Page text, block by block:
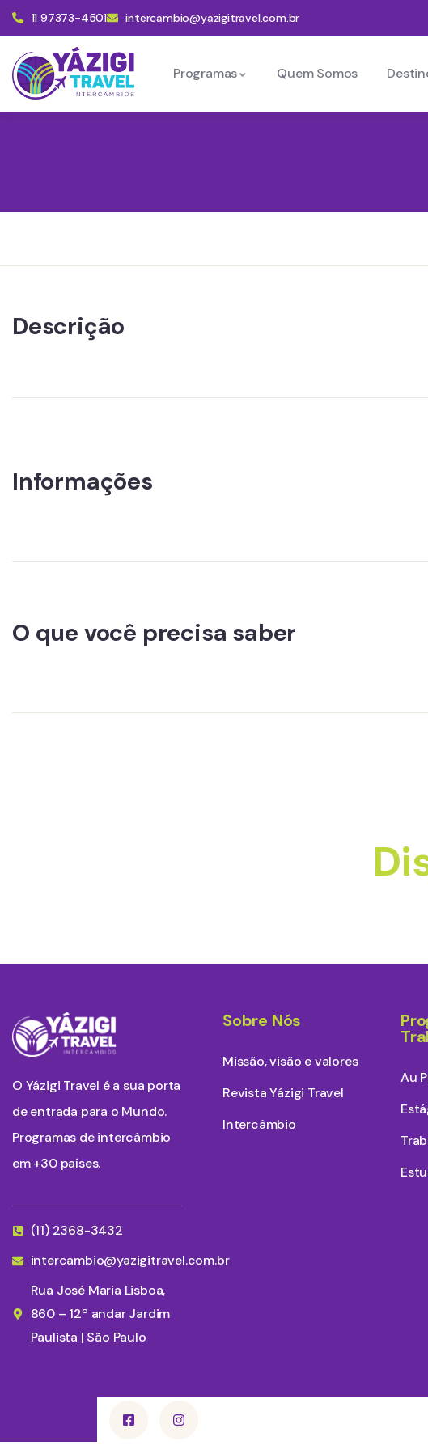
11 97373-4501 intercambio@yazigitravel.com.br
Programas Quem Somos
Descrição
Informações
O que você precisa saber
O Yázigi Travel é a sua porta
de entrada para o Mundo.
Programas de intercâmbio
em +30 países.
(11) 2368-3432
intercambio@yazigitravel.com.br
Rua José Maria Lisboa,
860 – 12º andar Jardim
Paulista | São Paulo
Sobre Nós
Missão, visão e valores
Revista Yázigi Travel
Intercâmbio
Au